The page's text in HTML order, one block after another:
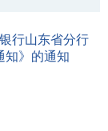
行山东省分行
知》的通知